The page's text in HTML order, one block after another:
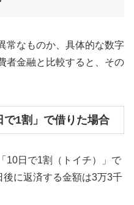
常なものか、具体的な数字
者金融と比較すると、その
1割」で借りた場合
10日で1割（トイチ）」で
に返済する金額は3万3千